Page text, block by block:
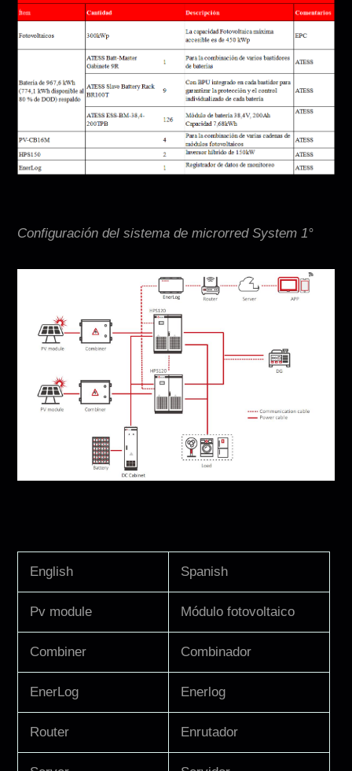
Configuración del sistema de microrred System 1°
English Spanish
Pv module Módulo fotovoltaico
Combiner Combinador
EnerLog Enerlog
Router Enrutador